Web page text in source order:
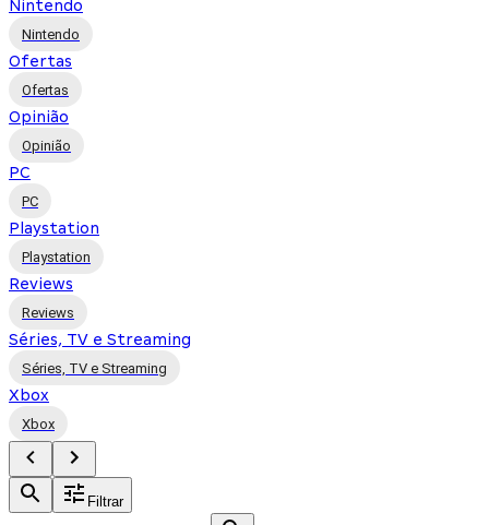
Nintendo
Nintendo
Ofertas
Ofertas
Opinião
Opinião
PC
PC
Playstation
Playstation
Reviews
Reviews
Séries, TV e Streaming
Séries, TV e Streaming
Xbox
Xbox
Filtrar